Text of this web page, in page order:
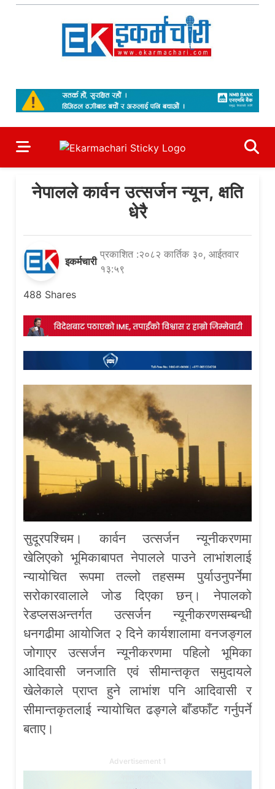
Skip
नेपालले कार्वन उत्सर्जन न्यून, क्षति
धेरै
इकर्मचारी
प्रकाशित :२०८२ कार्तिक ३०, आईतवार
१३:५९
488 Shares
सुदूरपश्चिम। कार्वन उत्सर्जन न्यूनीकरणमा
खेलिएको भूमिकाबापत नेपालले पाउने लाभांशलाई
न्यायोचित रूपमा तल्लो तहसम्म पुर्याउनुपर्नेमा
सरोकारवालाले जोड दिएका छन्। नेपालको
रेडप्लसअन्तर्गत उत्सर्जन न्यूनीकरणसम्बन्धी
धनगढीमा आयोजित २ दिने कार्यशालामा वनजङ्गल
जोगाएर उत्सर्जन न्यूनीकरणमा पहिलो भूमिका
आदिवासी जनजाति एवं सीमान्तकृत समुदायले
खेलेकाले प्राप्त हुने लाभांश पनि आदिवासी र
सीमान्तकृतलाई न्यायोचित ढङ्गले बाँडफाँट गर्नुपर्ने
बताए।
Advertisement 1